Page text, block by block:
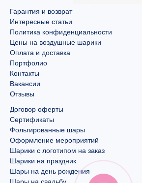
Гарантия и возврат
Интересные статьи
Политика конфиденциальности
Цены на воздушные шарики
Оплата и доставка
Портфолио
Контакты
Вакансии
Отзывы
Договор оферты
Сертификаты
Фольгированные шары
Оформление мероприятий
Шарики с логотипом на заказ
Шарики на праздник
Шары на день рождения
Шары на свадьбу